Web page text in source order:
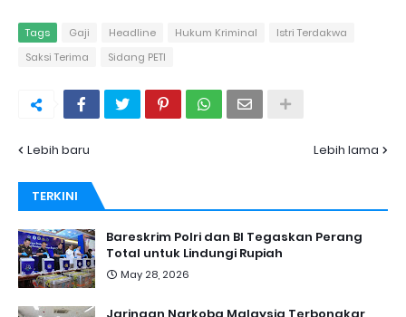
Tags Gaji Headline Hukum Kriminal
Istri Terdakwa
Saksi Terima
Sidang PETI
Lebih baru Lebih lama
TERKINI
Bareskrim Polri dan BI Tegaskan Perang
Total untuk Lindungi Rupiah
May 28, 2026